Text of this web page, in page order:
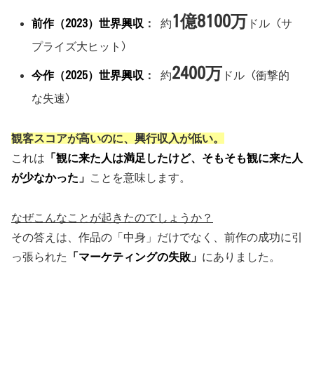
前作（2023）世界興収 ： 約1億8100万 ドル (サ
プライズ大ヒット)
今作（2025）世界興収 ： 約2400万 ドル (衝撃的
な失速)
観客スコアが高いのに、興行収入が低い。
これは 「観に来た人は満足したけど、そもそも観に来た人
が少なかった」
ことを意味します。
なぜこんなことが起きたのでしょうか？
その答えは、作品の「中身」だけでなく、前作の成功に引
っ張られた
「マーケティングの失敗」 にありました。